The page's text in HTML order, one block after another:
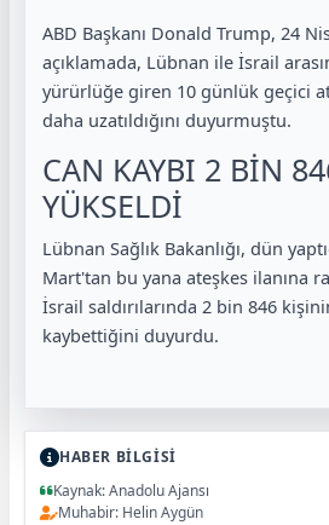
ABD Başkanı Donald Trump, 24
açıklamada, Lübnan ile İsrail
yürürlüğe giren 10 günlük geçici
daha uzatıldığını duyurmuştu.
CAN KAYBI 2 BİN
YÜKSELDİ
Lübnan Sağlık Bakanlığı, dün
Mart'tan bu yana ateşkes ilanına
İsrail saldırılarında 2 bin 846
kaybettiğini duyurdu.
HABER BİLGİSİ
Kaynak: Anadolu Ajansı
Muhabir: Helin Aygün